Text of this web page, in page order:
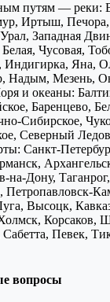
путям — реки:
Иртыш, Печора,
Западная
Чусовая,
Индигирка, Яна,
Надым, Мезень,
и океаны:
Баренцево,
Сибирское,
Северный
Санкт-
на-Дону,
Высоцк,
Корсаков,
Певек,
вопросы